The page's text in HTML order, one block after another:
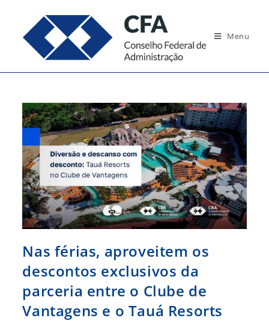
conteúdo
Menu
Nas férias, aproveitem os
descontos exclusivos da
parceria entre o Clube de
Vantagens e o Tauá Resorts